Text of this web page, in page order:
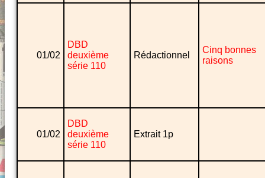
01/02
DBD
deuxième
série 110
Rédactionnel
Cinq bonnes
raisons
01/02
DBD
deuxième
série 110
Extrait 1p